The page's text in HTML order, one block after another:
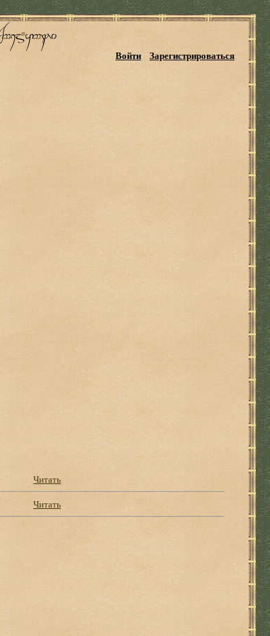
Войти Зарегистрироваться
Читать
Читать